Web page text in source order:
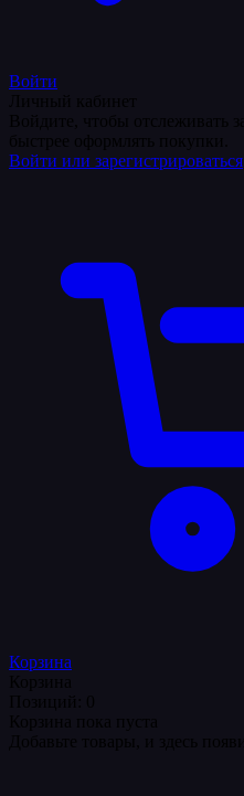
Войти
Войти или зарегистрироваться
Корзина